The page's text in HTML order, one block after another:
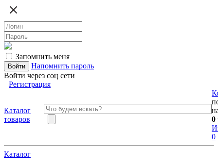
Запомнить меня
Напомнить пароль
Войти через соц сети
Регистрация
Каталог
товаров
0
0
Каталог